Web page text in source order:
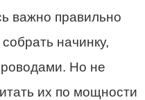
важно правильно
начинку,
Но не
их по мощности